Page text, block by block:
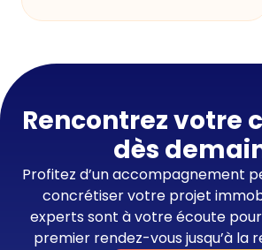
Rencontrez votre
dès
Profitez d’un accompagnement
concrétiser votre projet
experts sont à votre écoute pour
premier rendez-vous jusqu’à la